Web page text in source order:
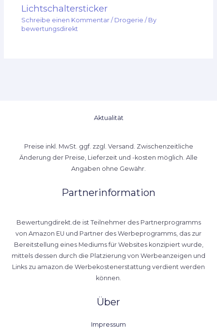
Lichtschaltersticker
Schreibe einen Kommentar / Drogerie / By
bewertungsdirekt
Aktualität
Preise inkl. MwSt. ggf. zzgl. Versand. Zwischenzeitliche
Änderung der Preise, Lieferzeit und -kosten möglich. Alle
Angaben ohne Gewähr.
Partnerinformation
Bewertungdirekt.de ist Teilnehmer des Partnerprogramms
von Amazon EU und Partner des Werbeprogramms, das zur
Bereitstellung eines Mediums für Websites konzipiert wurde,
mittels dessen durch die Platzierung von Werbeanzeigen und
Links zu amazon.de Werbekostenerstattung verdient werden
können.
Über
Impressum